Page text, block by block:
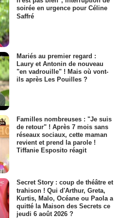
soirée en urgence pour Céline
Saffré
Mariés au premier regard :
Laury et Antonin de nouveau
"en vadrouille" ! Mais où vont-
ils après Les Pouilles ?
Familles nombreuses : "Je suis
de retour" ! Après 7 mois sans
réseaux sociaux, cette maman
revient et prend la parole !
Tiffanie Esposito réagit
Secret Story : coup de théâtre et
trahison ! Qui d'Arthur, Greta,
Kurtis, Malo, Océane ou Paola a
quitté la Maison des Secrets ce
jeudi 6 août 2026 ?